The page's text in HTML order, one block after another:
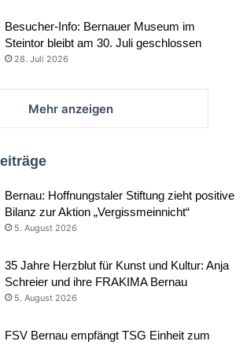
Besucher-Info: Bernauer Museum im
Steintor bleibt am 30. Juli geschlossen
28. Juli 2026
Mehr anzeigen
Bernau: Hoffnungstaler Stiftung zieht positive
Bilanz zur Aktion „Vergissmeinnicht“
5. August 2026
35 Jahre Herzblut für Kunst und Kultur: Anja
Schreier und ihre FRAKIMA Bernau
5. August 2026
FSV Bernau empfängt TSG Einheit zum